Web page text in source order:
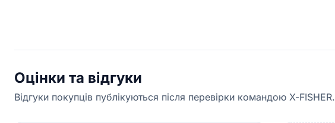
Оцінки та відгуки
Відгуки покупців публікуються після перевірки командою X-FISHER.